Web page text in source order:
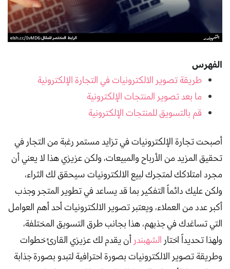
الفهرس
طريقة تصوير الالكترونيات في التجارة الإلكترونية
ما بعد تصوير المنتجات الإلكترونية
قم بالتسويق للمنتجات الإلكترونية
أصبحت تجارة الإلكترونيات في تزايد مستمر رغبة من التجار في
تحقيق المزيد من الأرباح والمبيعات، ولكن عزيزي هذا لا يعني أن
مجرد امتلاكك لمتجرك لبيع الالكترونيات سيحقق لك الثراء،
ولكن عليك دائماً التفكير بما قد يساعد في تطوير المتجر وجذب
أكبر عدد من العملاء، ويعتبر تصوير الالكترونيات أحد أهم العوامل
التي تساغدك في جذبهم، هذا بجانب طرق التسويق المختلفة،
ولهذا تحديداً اختارالشهبندرأن يقدم لك عزيزي القارئ خطوات
وطريقة تصوير الالكترونيات بصورة احترافية لتبدو بصورة جذابة